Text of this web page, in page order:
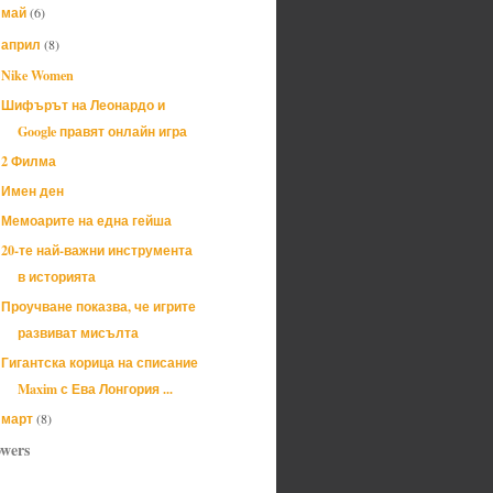
май(6)
април (8)
Nike Women
Шифърът на Леонардо и
Google правят онлайн игра
2 Филма
Имен ден
Мемоарите на една гейша
20-те най-важни инструмента
в историята
Проучване показва, че игрите
развиват мисълта
Гигантска корица на списание
Maxim с Ева Лонгория ...
март(8)